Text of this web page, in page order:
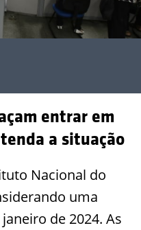
entrar em
a situação
Nacional do
uma
de 2024. As